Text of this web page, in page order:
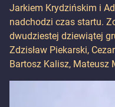
Jarkiem Krydzińskim i
nadchodzi czas startu.
dwudziestej dziewiątej
Zdzisław Piekarski,
Bartosz Kalisz, Mateusz